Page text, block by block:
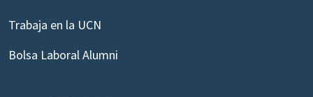
Trabaja en la UCN
Bolsa Laboral Alumni